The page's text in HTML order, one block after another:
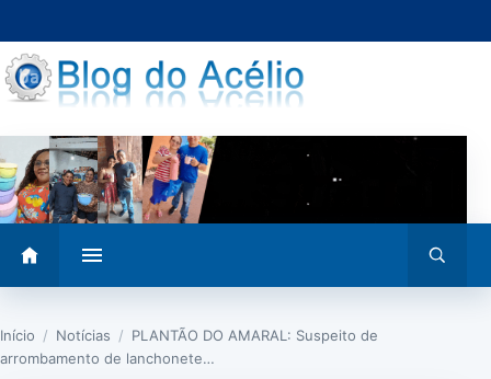
para
o
conteúdo
menu
busca
Início / Notícias / PLANTÃO DO AMARAL: Suspeito de
arrombamento de lanchonete…